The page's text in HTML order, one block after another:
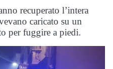
recuperato l’intera
caricato su un
per fuggire a piedi.